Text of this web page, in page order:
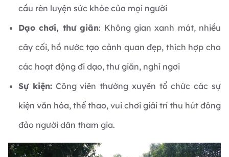
cầu rèn luyện sức khỏe của mọi người
Dạo chơi, thư giãn: Không gian xanh mát, nhiều
cây cối, hồ nước tạo cảnh quan đẹp, thích hợp cho
các hoạt động đi dạo, thư giãn, nghỉ ngơi
Sự kiện:Công viên thường xuyên tổ chức các sự
kiện văn hóa, thể thao, vui chơi giải trí thu hút đông
đảo người dân tham gia.